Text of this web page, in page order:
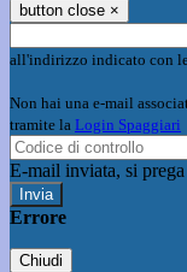
button close ×
all'indirizzo indicato con
Non hai una e-mail
tramite la Login Spaggiari
E-mail inviata, si
Errore
Chiudi